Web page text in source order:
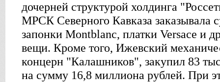
дочерней структурой холдинга
МРСК Северного Кавказа заказывала
запонки Montblanc, платки Versace и
вещи. Кроме того, Ижевский
концерн "Калашников", закупил 83
на сумму 16,8 миллиона рублей. При